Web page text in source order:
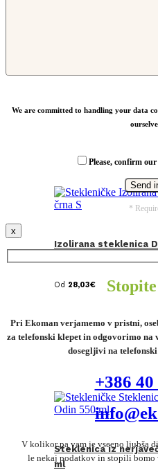
Izolirana steklenica
Od 28,03€
Steklenica iz
ml
We are committed to handling your data
Please, confirm our
*
x
Pri Ekoman verjamemo v pristni,
za telefonski klepet in odgovorimo na
dosegljivi na
+386
V kolikor pa vam je vseeno ljubša
le nekaj podatkov in stopili bomo